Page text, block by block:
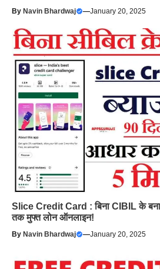
By Navin Bhardwaj —January 20, 2025
Slice Credit Card : बिना CIBIL के
तक मुफ्त लोन ऑनलाइन!
By Navin Bhardwaj —January 20, 2025